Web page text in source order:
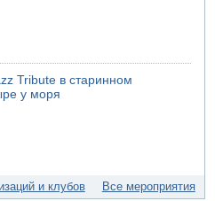
Ирана
сообщили о
воды в девяти
восточном направлении в
открыты для движения
тяжелые ножевые ранения
Tribute в старинном
у моря
и клубов Все мероприятия